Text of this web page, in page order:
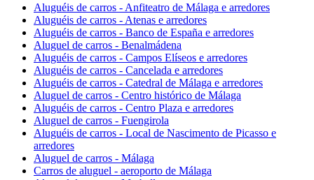
Aluguéis de carros - Anfiteatro de Málaga e arredores
Aluguéis de carros - Atenas e arredores
Aluguéis de carros - Banco de España e arredores
Aluguel de carros - Benalmádena
Aluguéis de carros - Campos Elíseos e arredores
Aluguéis de carros - Cancelada e arredores
Aluguéis de carros - Catedral de Málaga e arredores
Aluguel de carros - Centro histórico de Málaga
Aluguéis de carros - Centro Plaza e arredores
Aluguel de carros - Fuengirola
Aluguéis de carros - Local de Nascimento de Picasso e
arredores
Aluguel de carros - Málaga
Carros de aluguel - aeroporto de Málaga